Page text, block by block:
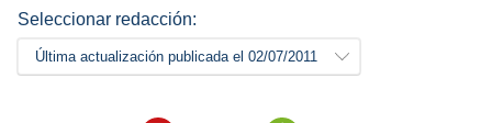
Seleccionar redacción:
Última actualización publicada el 02/07/2011